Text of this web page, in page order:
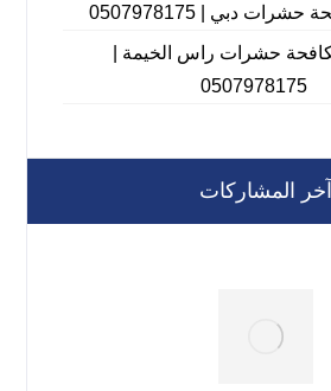
دبي | 0507978175
حشرات راس الخيمة |
0507978175
آخر المشاركات